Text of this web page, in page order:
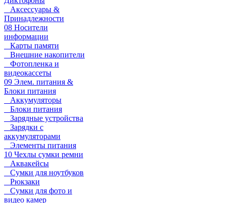
Аксессуары &
Принадлежности
08 Носители
информации
Карты памяти
Внешние накопители
Фотопленка и
видеокассеты
09 Элем. питания &
Блоки питания
Аккумуляторы
Блоки питания
Зарядные устройства
Зарядки с
аккумуляторами
Элементы питания
10 Чехлы сумки ремни
Аквакейсы
Сумки для ноутбуков
Рюкзаки
Сумки для фото и
видео камер